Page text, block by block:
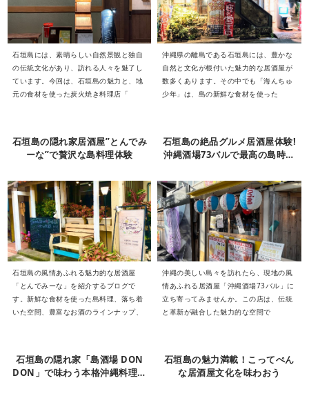
石垣島には、素晴らしい自然景観と独自
の伝統文化があり、訪れる人々を魅了し
ています。今回は、石垣島の魅力と、地
元の食材を使った炭火焼き料理店「
沖縄県の離島である石垣島には、豊かな
自然と文化が根付いた魅力的な居酒屋が
数多くあります。その中でも「海んちゅ
少年」は、島の新鮮な食材を使った
石垣島の隠れ家居酒屋”とんでみ
ーな”で贅沢な島料理体験
石垣島の風情あふれる魅力的な居酒屋
「とんでみーな」を紹介するブログで
す。新鮮な食材を使った島料理、落ち着
いた空間、豊富なお酒のラインナップ、
石垣島の絶品グルメ居酒屋体験!
沖縄酒場73バルで最高の島時間
沖縄の美しい島々を訪れたら、現地の風
情あふれる居酒屋「沖縄酒場73バル」に
立ち寄ってみませんか。この店は、伝統
と革新が融合した魅力的な空間で
石垣島の隠れ家「島酒場 DON
DON」で味わう本格沖縄料理体
石垣島の魅力満載！こってぺん
な居酒屋文化を味わおう